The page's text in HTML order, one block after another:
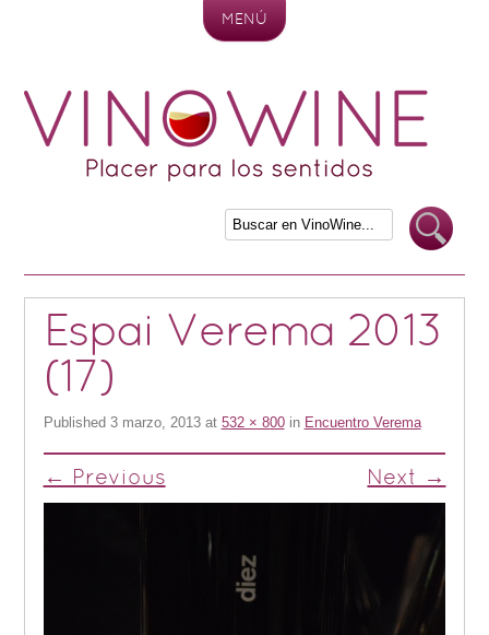
MENÚ
Espai Verema 2013
(17)
Published 3 marzo, 2013at 532 × 800in Encuentro Verema
← Previous Next →